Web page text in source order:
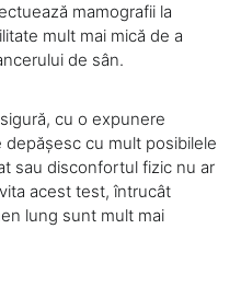
mamografii la
mult mai mică de a
de sân.
cu o expunere
depășesc cu mult posibilele
sau disconfortul fizic nu ar
acest test, întrucât
lung sunt mult mai